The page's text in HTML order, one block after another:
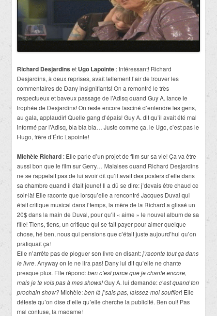
Richard Desjardins et Ugo Lapointe : Intéressant! Richard
Desjardins, à deux reprises, avait tellement l’air de trouver les
commentaires de Dany insignifiants! On a remontré le très
respectueux et baveux passage de l’Adisq quand Guy A. lance le
trophée de Desjardins! On reste encore fasciné d’entendre les gens,
au gala, applaudir! Quelle gang d’épais! Guy A. dit qu’il avait été mal
informé par l’Adisq, bla bla bla… Juste comme ça, le Ugo, c’est pas le
Hugo, frère d’Éric Lapointe!
Michèle Richard : Elle parle d’un projet de film sur sa vie! Ça va être
aussi bon que le film sur Gerry… Malaises quand Richard Desjardins
ne se rappelait pas de lui avoir dit qu’il avait des posters d’elle dans
sa chambre quand il était jeune! Il a dû se dire: j’devais être chaud ce
soir-là! Elle raconte que lorsqu’elle a rencontré Jacques Duval qui
était critique musical dans l’temps, la mère de la Richard a glissé un
20$ dans la main de Duval, pour qu’il « aime » le nouvel album de sa
fille! Tiens, tiens, un critique qui se fait payer pour aimer quelque
chose, hé ben, nous qui pensions que c’était juste aujourd’hui qu’on
pratiquait ça!
Elle n’arrête pas de ploguer son livre en disant:j’raconte tout ça dans
le livre. Anyway on le ne lira pas! Dany lui dit qu’elle ne chante
presque plus. Elle répond:ben c’est parce que je chante encore,
mais je te vois pas à mes shows!Guy A. lui demande:c’est quand ton
prochain show? Michèle:ben là j’sais pas, laissez-moi souffler! Elle
déteste qu’on dise d’elle qu’elle cherche la publicité. Ben oui! Pas
mal confuse, la madame!